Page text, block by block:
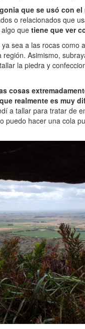
que se usó con
o relacionados que
quetiene que ver
sea a las rocas como
Asimismo,
la piedra y
cosas
realmente es muy
a tallar para tratar de
puedo hacer una cola